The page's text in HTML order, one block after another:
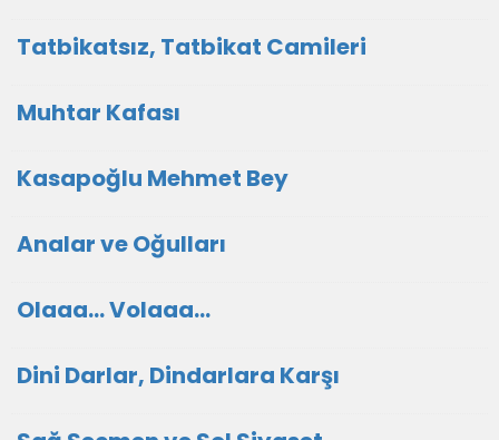
Tatbikatsız, Tatbikat Camileri
Muhtar Kafası
Kasapoğlu Mehmet Bey
Analar ve Oğulları
Olaaa... Volaaa...
Dini Darlar, Dindarlara Karşı